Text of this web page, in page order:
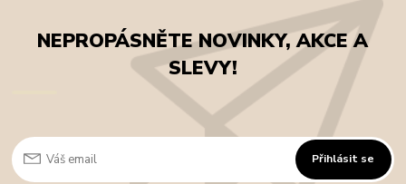
NEPROPÁSNĚTE NOVINKY, AKCE A
SLEVY!
Přihlásit se